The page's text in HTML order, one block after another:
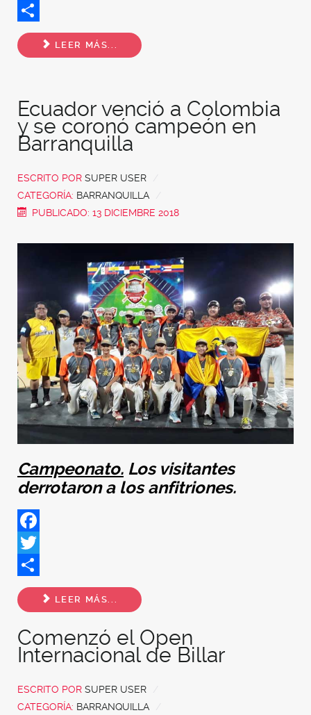
Twitter
Share
LEER MÁS...
Ecuador venció a Colombia
y se coronó campeón en
Barranquilla
ESCRITO POR SUPER USER
CATEGORÍA: BARRANQUILLA
PUBLICADO: 13 DICIEMBRE 2018
Campeonato. Los visitantes
derrotaron a los anfitriones.
Facebook
Twitter
Share
LEER MÁS...
Comenzó el Open
Internacional de Billar
ESCRITO POR SUPER USER
CATEGORÍA: BARRANQUILLA